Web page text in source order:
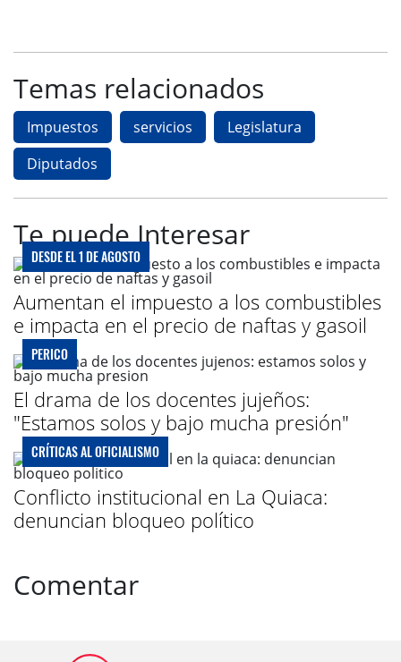
Temas relacionados
Impuestos servicios
Legislatura
Diputados
Te puede Interesar
DESDE EL 1 DE AGOSTO
Aumentan el impuesto a los combustibles
e impacta en el precio de naftas y gasoil
PERICO
El drama de los docentes jujeños:
"Estamos solos y bajo mucha presión"
CRÍTICAS AL OFICIALISMO
Conflicto institucional en La Quiaca:
denuncian bloqueo político
Comentar